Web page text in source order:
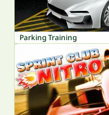
Parking Training